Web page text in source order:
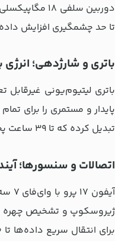
تا حد چشمگیری افزایش
باتری و شارژدهی؛ انرژی
تبدیل کرده که تا 39 ساعت پخش ویدیو را پشتیبانی کرده و نگرانی‌های مربوط به شارژ را به حداقل می‌رساند.
اتصالات و سنسورها؛